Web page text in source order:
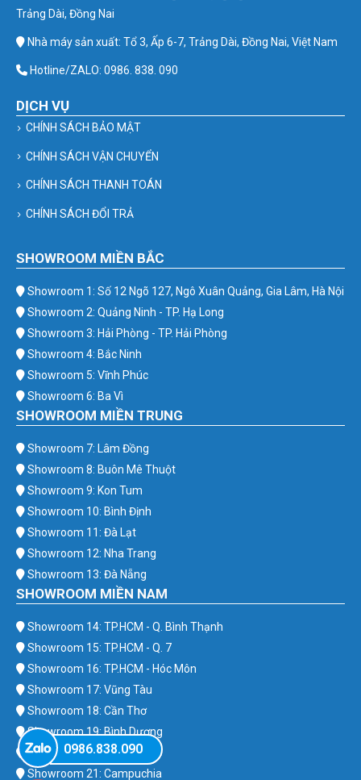
Trảng Dài, Đồng Nai
Nhà máy sản xuất: Tổ 3, Ấp 6-7, Trảng Dài, Đồng Nai, Việt Nam
Hotline/ZALO: 0986. 838. 090
DỊCH VỤ
CHÍNH SÁCH BẢO MẬT
CHÍNH SÁCH VẬN CHUYỂN
CHÍNH SÁCH THANH TOÁN
CHÍNH SÁCH ĐỔI TRẢ
SHOWROOM MIỀN BẮC
Showroom 1: Số 12 Ngõ 127, Ngô Xuân Quảng, Gia Lâm, Hà Nội
Showroom 2: Quảng Ninh - TP. Hạ Long
Showroom 3: Hải Phòng - TP. Hải Phòng
Showroom 4: Bắc Ninh
Showroom 5: Vĩnh Phúc
Showroom 6: Ba Vì
SHOWROOM MIỀN TRUNG
Showroom 7: Lâm Đồng
Showroom 8: Buôn Mê Thuột
Showroom 9: Kon Tum
Showroom 10: Bình Định
Showroom 11: Đà Lạt
Showroom 12: Nha Trang
Showroom 13: Đà Nẵng
SHOWROOM MIỀN NAM
Showroom 14: TP.HCM - Q. Bình Thạnh
Showroom 15: TP.HCM - Q. 7
Showroom 16: TP.HCM - Hóc Môn
Showroom 17: Vũng Tàu
Showroom 18: Cần Thơ
Showroom 19: Bình Dương
Showroom 20: Bình Phước
Showroom 21: Campuchia
0986.838.090